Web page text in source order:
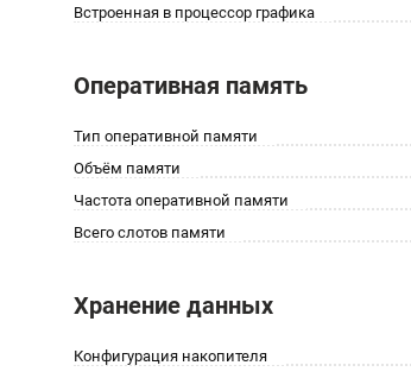
Встроенная в процессор графика
Оперативная память
Тип оперативной памяти
Объём памяти
Частота оперативной памяти
Всего слотов памяти
Хранение данных
Конфигурация накопителя